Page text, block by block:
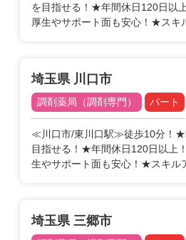
を目指せる！★年間休日120日以
厚生やサポート面も安心！★スキ
埼玉県 川口市
調剤薬局（調剤専門） パート
≪川口市/東川口駅≫徒歩10分！★
目指せる！★年間休日120日以上
生やサポート面も安心！★スキル
埼玉県 三郷市